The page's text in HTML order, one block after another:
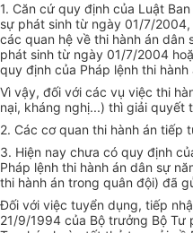
1. Căn cứ quy định của Luật
sự phát sinh từ ngày 01/7/
các quan hệ về thi hành án
phát sinh từ ngày 01/7/2004
quy định của Pháp lệnh thi
Vì vậy, đối với các vụ việc thi
nại, kháng nghị...) thì giải quyết
2. Các cơ quan thi hành án tiếp
3. Hiện nay chưa có quy định
Pháp lệnh thi hành án dân sự
thi hành án trong quân đội) đã
Đối với việc tuyển dụng, tiếp
21/9/1994 của Bộ trưởng Bộ